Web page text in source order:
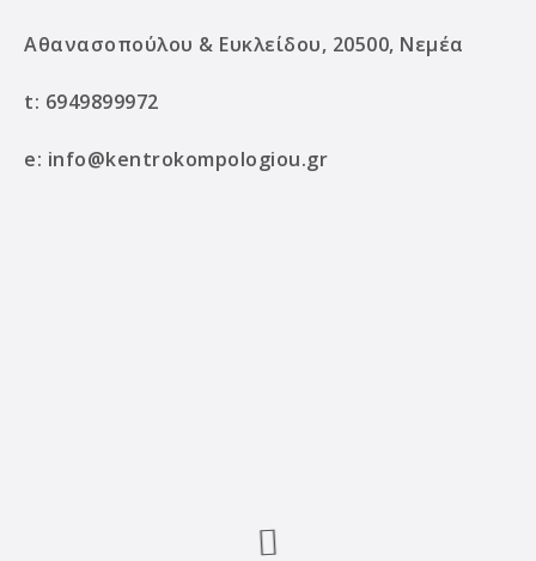
Αθανασοπούλου & Ευκλείδου, 20500, Νεμέα
t: 6949899972
e: info@kentrokompologiou.gr